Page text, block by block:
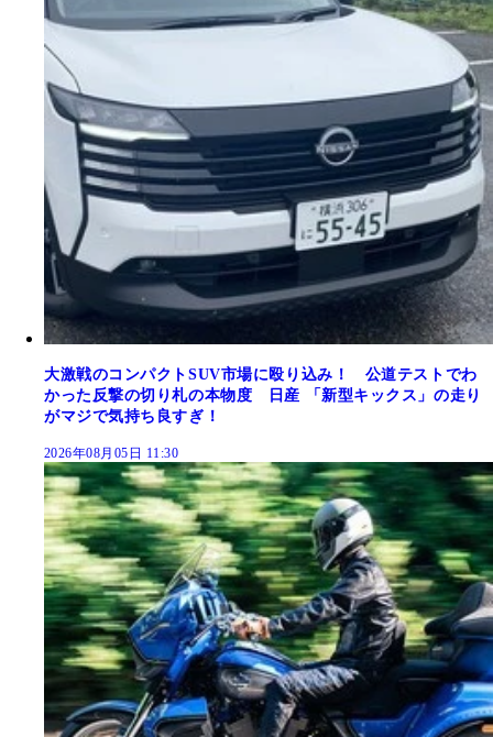
大激戦のコンパクトSUV市場に殴り込み！ 公道テストでわ
かった反撃の切り札の本物度 日産 「新型キックス」の走り
がマジで気持ち良すぎ！
2026年08月05日 11:30